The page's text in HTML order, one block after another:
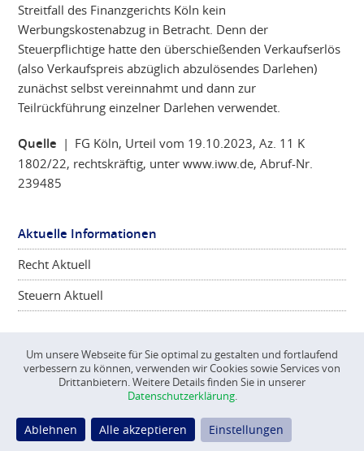
Streitfall des Finanzgerichts Köln kein
Werbungskostenabzug in Betracht. Denn der
Steuerpflichtige hatte den überschießenden Verkaufserlös
(also Verkaufspreis abzüglich abzulösendes Darlehen)
zunächst selbst vereinnahmt und dann zur
Teilrückführung einzelner Darlehen verwendet.
Quelle | FG Köln, Urteil vom 19.10.2023, Az. 11 K
1802/22, rechtskräftig, unter www.iww.de, Abruf-Nr.
239485
Aktuelle Informationen
Recht Aktuell
Steuern Aktuell
CONSCIENTA© 2026
Datenschutz
Datenschutz Einstellungen
Um unsere Webseite für Sie optimal zu gestalten und fortlaufend
verbessern zu können, verwenden wir Cookies sowie Services von
Drittanbietern. Weitere Details finden Sie in unserer
Datenschutzerklärung.
Einstellungen
Ablehnen Alle akzeptieren